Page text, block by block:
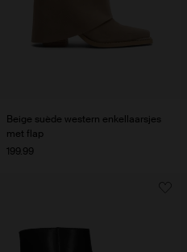
Beige suède western enkellaarsjes
met flap
199.99